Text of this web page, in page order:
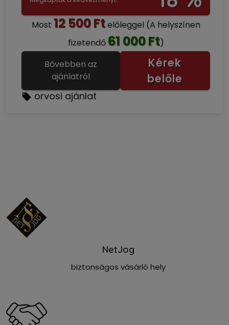
Most 12 500 Ftelőleggel (A helyszínen
fizetendő 61 000 Ft)
Bővebben az
ajánlatról
Kérek
belőle
orvosi ajánlat
NetJog
biztonságos vásárló hely